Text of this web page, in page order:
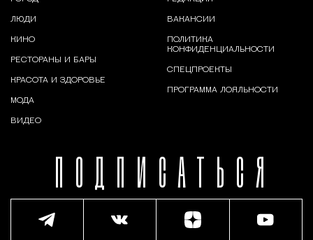
ПОДПИСАТЬСЯ
ЛЮДИ
КИНО
РЕСТОРАНЫ И БАРЫ
КРАСОТА И ЗДОРОВЬЕ
МОДА
ВИДЕО
ВАКАНСИИ
ПОЛИТИКА
КОНФИДЕНЦИАЛЬНОСТИ
СПЕЦПРОЕКТЫ
ПРОГРАММА ЛОЯЛЬНОСТИ